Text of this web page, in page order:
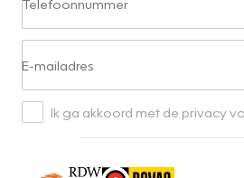
E-mailadres
Ik ga akkoord met de privacy